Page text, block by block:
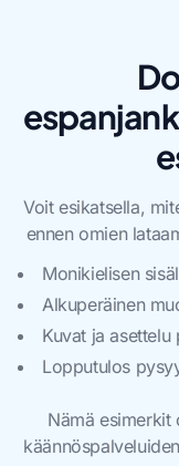
Voit esikatsella,
ennen omien
Monikielisen
Alkuperäinen
Kuvat ja asettelu
Lopputulos
Nämä esimerkit